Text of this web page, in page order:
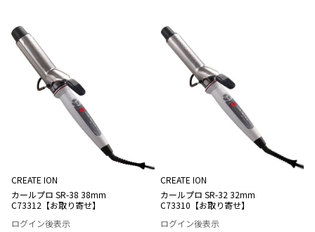
CREATE ION
カールプロ SR-38 38mm
C73312【お取り寄せ】
ログイン後表示
CREATE ION
カールプロ SR-32 32mm
C73310【お取り寄せ】
ログイン後表示